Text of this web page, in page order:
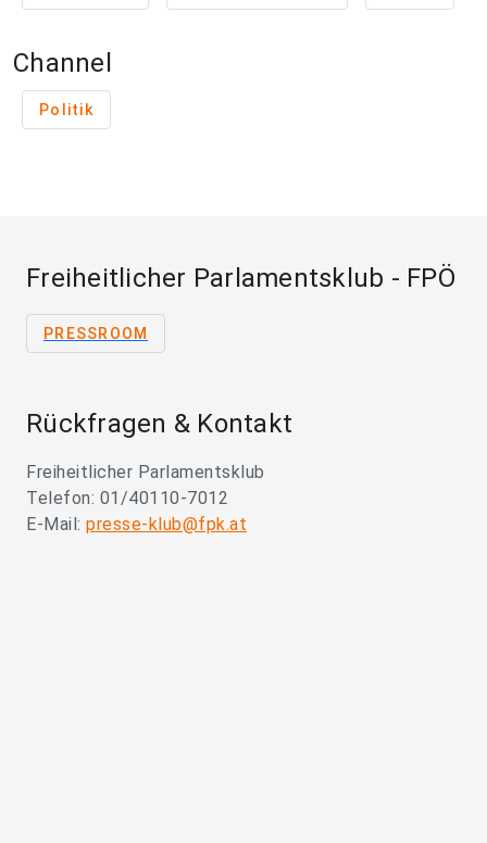
Channel
Politik
Freiheitlicher Parlamentsklub - FPÖ
PRESSROOM
Rückfragen & Kontakt
Freiheitlicher Parlamentsklub
Telefon: 01/40110-7012
E-Mail: presse-klub@fpk.at